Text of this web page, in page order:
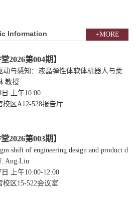
Information +MORE
2026第004期】
动与感知：液晶弹性体软体机器人与柔
教授
上午10:00
校区A12-528报告厅
2026第003期】
shift of engineering design and product d
data-driven and AI-empowered design
Ang Liu
上午10:00-12:00
校区15-522会议室